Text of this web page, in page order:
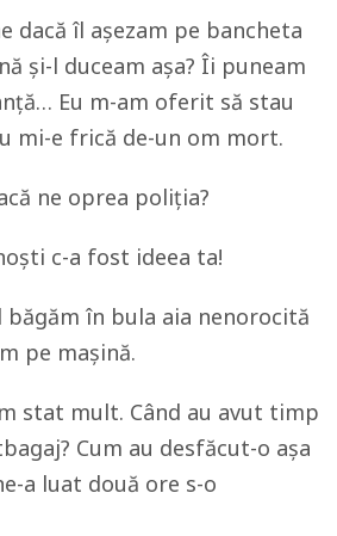
dacă îl așezam pe bancheta
și-l duceam așa? Îi puneam
Eu m-am oferit să stau
mi-e frică de-un om mort.
ne oprea poliția?
c-a fost ideea ta!
în bula aia nenorocită
pe mașină.
stat mult. Când au avut timp
Cum au desfăcut-o așa
a luat două ore s-o